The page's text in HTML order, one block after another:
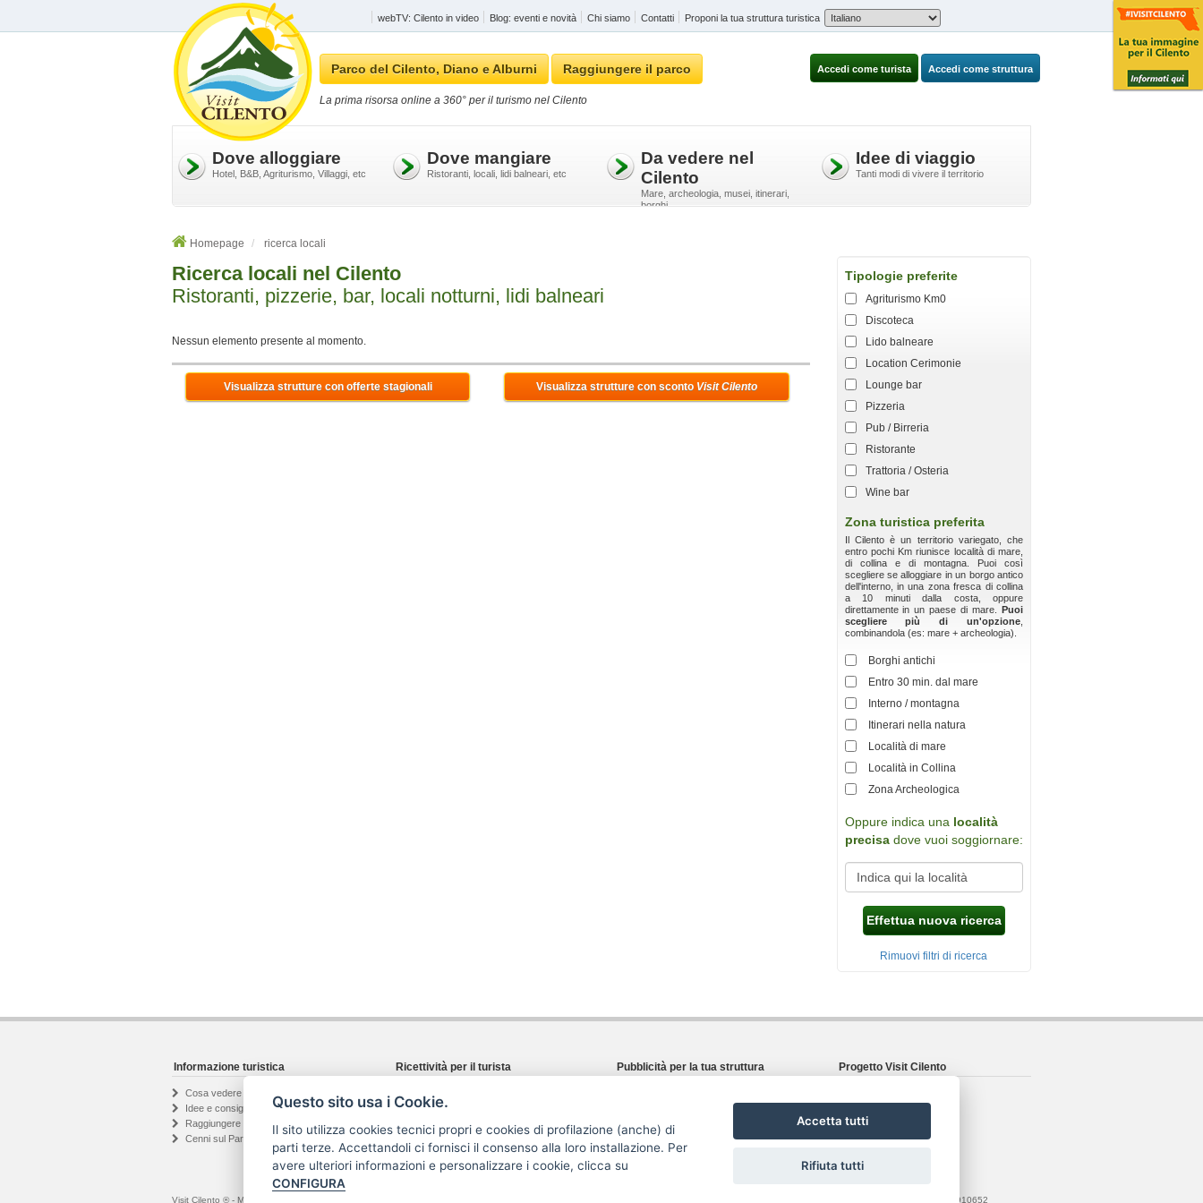
webTV: Cilento in video Blog: eventi e novità Chi siamo Contatti Proponi la tua struttura turistica
Parco del Cilento, Diano e Alburni Raggiungere il parco
La prima risorsa online a 360° per il turismo nel Cilento
Accedi come turista Accedi come struttura
Dove alloggiare
Hotel, B&B, Agriturismo, Villaggi, etc
Dove mangiare
Ristoranti, locali, lidi balneari, etc
Da vedere nel
Cilento
Mare, archeologia, musei, itinerari,
borghi
Idee di viaggio
Tanti modi di vivere il territorio
Homepage ricerca locali
Ricerca locali nel Cilento
Ristoranti, pizzerie, bar, locali notturni, lidi balneari
Nessun elemento presente al momento.
Visualizza strutture con offerte stagionali Visualizza strutture con sconto Visit Cilento
Tipologie preferite
Agriturismo Km0
Discoteca
Lido balneare
Location Cerimonie
Lounge bar
Pizzeria
Pub / Birreria
Ristorante
Trattoria / Osteria
Wine bar
Zona turistica preferita
Il Cilento è un territorio variegato, che
entro pochi Km riunisce località di mare,
di collina e di montagna. Puoi così
scegliere se alloggiare in un borgo antico
dell'interno, in una zona fresca di collina
a 10 minuti dalla costa, oppure
direttamente in un paese di mare. Puoi
scegliere più di un'opzione
combinandola (es: mare + archeologia).
Borghi antichi
Entro 30 min. dal mare
Interno / montagna
Itinerari nella natura
Località di mare
Località in Collina
Zona Archeologica
Oppure indica una località
precisadove vuoi soggiornare:
Effettua nuova ricerca
Rimuovi filtri di ricerca
Informazione turistica
Cosa vedere nel Cilento
Idee e consigli di viaggio
Raggiungere il Cilento
Cenni sul Parco Nazionale
Ricettività per il turista
Cerca dove mangiare
Eventi e novità turistiche
webTV: Cilento in video
Pubblicità per la tua struttura
Registrazione proprietario
Richiedi informazioni
Progetto Visit Cilento
Seguici su Facebook
Privacy & Cookie
Visit Cilento ® - Marchio registrato | Testi e foto presenti in questo sito web sono proprietà dei legittimi autori indicati, vietato l'utilizzo anche parziale | - P.IVA: 04201910652
Questo sito usa i Cookie.
Il sito utilizza cookies tecnici propri e cookies di profilazione (anche) di
parti terze. Accettandoli ci fornisci il consenso alla loro installazione. Per
avere ulteriori informazioni e personalizzare i cookie, clicca su
CONFIGURA
Accetta tutti
Rifiuta tutti